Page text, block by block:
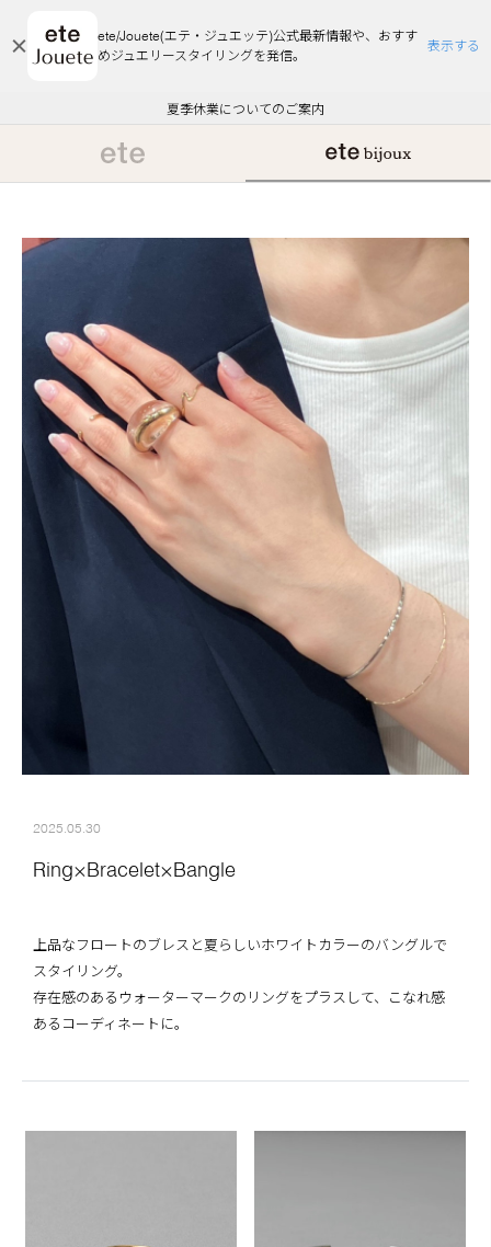
ete/Jouete(エテ・ジュエッテ)公式最新情報や、おすす
めジュエリースタイリングを発信。
表示する
エコラッピング及びエコポイント付与のご案内
ご注文いただいたお品物のお届け状況について
夏季休業についてのご案内
WEB Limited Items >>
採用のご案内
悪質な偽サイトにご注意ください
エコラッピング及びエコポイント付与のご案内
ご注文いただいたお品物のお届け状況について
2025.05.30
Ring×Bracelet×Bangle
上品なフロートのブレスと夏らしいホワイトカラーのバングルで
スタイリング。
存在感のあるウォーターマークのリングをプラスして、こなれ感
あるコーディネートに。